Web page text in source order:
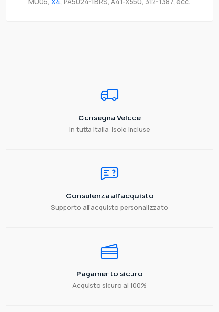
MU06, X4, PA5024-1BRS, A41-X550, 312-1387, ecc.
Consegna Veloce
In tutta Italia, isole incluse
Consulenza all'acquisto
Supporto all'acquisto personalizzato
Pagamento sicuro
Acquisto sicuro al 100%